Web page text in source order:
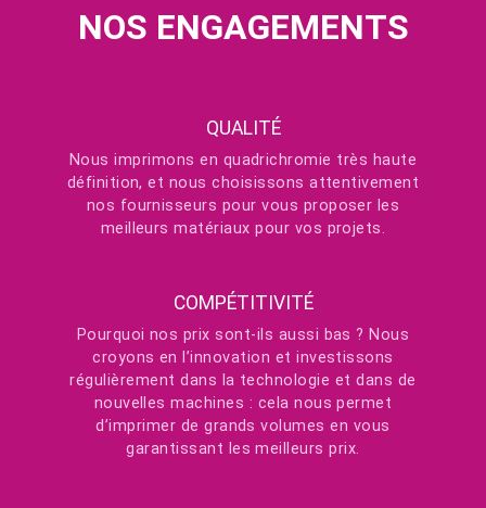
NOS ENGAGEMENTS
QUALITÉ
Nous imprimons en quadrichromie très haute
définition, et nous choisissons attentivement
nos fournisseurs pour vous proposer les
meilleurs matériaux pour vos projets.
COMPÉTITIVITÉ
Pourquoi nos prix sont-ils aussi bas ? Nous
croyons en l’innovation et investissons
régulièrement dans la technologie et dans de
nouvelles machines : cela nous permet
d’imprimer de grands volumes en vous
garantissant les meilleurs prix.